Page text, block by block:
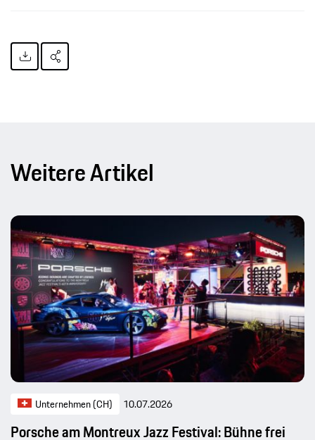
Weitere Artikel
Unternehmen (CH) 10.07.2026
Porsche am Montreux Jazz Festival: Bühne frei